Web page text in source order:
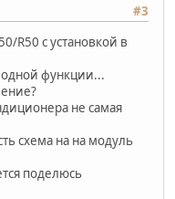
#3
R50 с установкой в
одной функции...
не самая
схема на на модуль
поделюсь